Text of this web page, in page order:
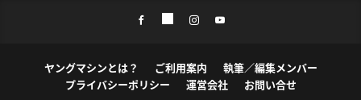
ヤングマシンとは？ ご利用案内
執筆／編集メンバー
プライバシーポリシー
運営会社 お問い合せ